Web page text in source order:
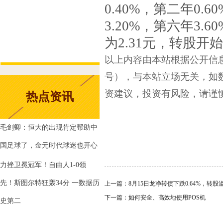
热点资讯
毛剑卿：恒大的出现肯定帮助中
国足球了，金元时代球迷也开心
力挫卫冕冠军！自由人1-0领
先！斯图尔特狂轰34分 一数据历
史第二
0.40%，第二年
3.20%，第六年
为2.31元，转股开
以上内容由本站根据公开信
号），与本站立场无关，如
资建议，投资有风险，请谨
上一篇： 8月15日龙净转债下跌0.64%，转股
下一篇： 如何安全、高效地使用POS机